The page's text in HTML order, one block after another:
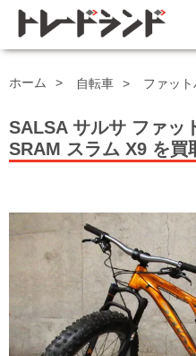
ホーム 自転車 ファット
SALSA サルサ ファッ
SRAM スラム X9 を買